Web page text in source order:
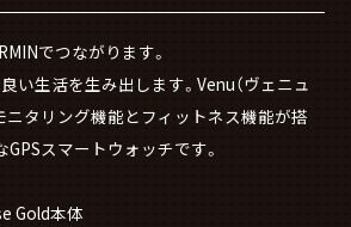
でつながります。
い生活を生み出します。Venu（ヴェニュ
ニタリング機能とフィットネス機能が搭
スマートウォッチです。
Gold本体